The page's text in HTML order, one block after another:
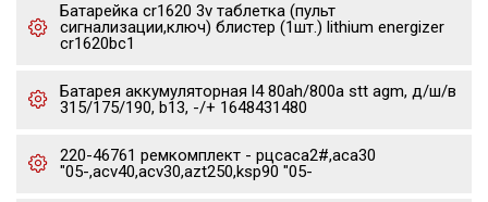
Батарейка cr1620 3v таблетка (пульт
сигнализации,ключ) блистер (1шт.) lithium energizer
cr1620bc1
Батарея аккумуляторная l4 80ah/800a stt agm, д/ш/в
315/175/190, b13, -/+ 1648431480
220-46761 ремкомплект - рцсaca2#,aca30
"05-,acv40,acv30,azt250,ksp90 "05-